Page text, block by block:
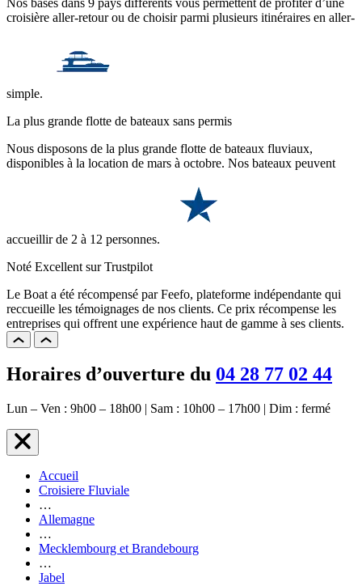
croisière aller-retour ou de choisir parmi plusieurs itinéraires en aller-
simple.
La plus grande flotte de bateaux sans permis
Nous disposons de la plus grande flotte de bateaux fluviaux,
disponibles à la location de mars à octobre. Nos bateaux peuvent
accueillir de 2 à 12 personnes.
Noté Excellent sur Trustpilot
Le Boat a été récompensé par Feefo, plateforme indépendante qui
reccueille les témoignages de nos clients. Ce prix récompense les
entreprises qui offrent une expérience haut de gamme à ses clients.
Horaires d’ouverture du 04 28 77 02 44
Lun – Ven : 9h00 – 18h00 | Sam : 10h00 – 17h00 | Dim : fermé
Accueil
Croisiere Fluviale
…
Allemagne
…
Mecklembourg et Brandebourg
…
Jabel